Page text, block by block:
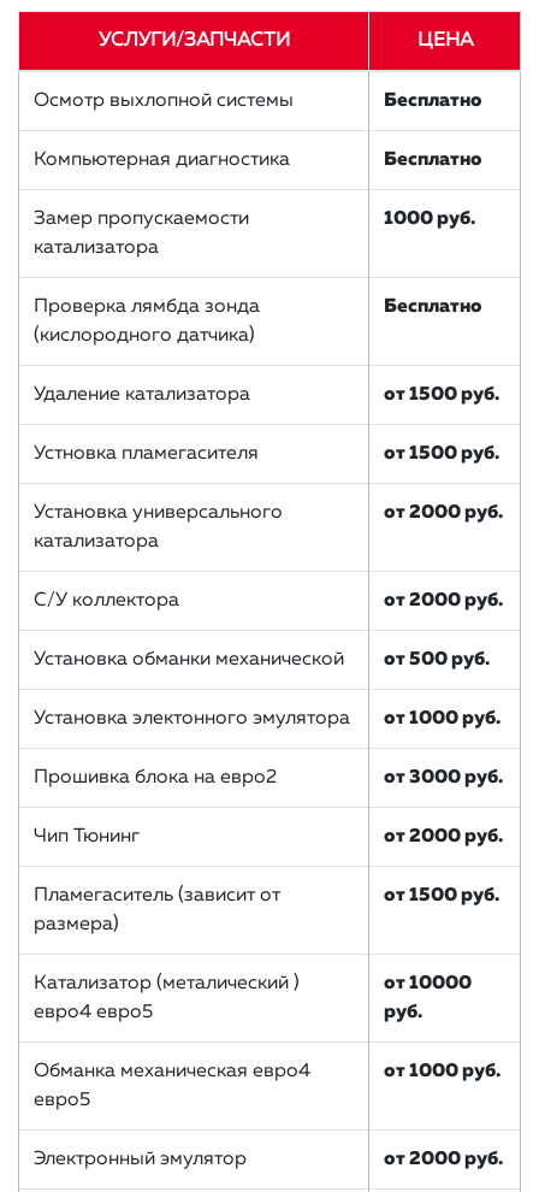
УСЛУГИ/ЗАПЧАСТИ ЦЕНА
Осмотр выхлопной системы Бесплатно
Компьютерная диагностика Бесплатно
Замер пропускаемости
катализатора
1000 руб.
Проверка лямбда зонда
(кислородного датчика)
Бесплатно
Удаление катализатора от 1500 руб.
Устновка пламегасителя от 1500 руб.
Установка универсального
катализатора
от 2000 руб.
С/У коллектора от 2000 руб.
Установка обманки механической от 500 руб.
Установка электонного эмулятора от 1000 руб.
Прошивка блока на евро2 от 3000 руб.
Чип Тюнинг от 2000 руб.
Пламегаситель (зависит от
размера)
от 1500 руб.
Катализатор (металический )
евро4 евро5
от 10000
руб.
Обманка механическая евро4
евро5
от 1000 руб.
Электронный эмулятор от 2000 руб.